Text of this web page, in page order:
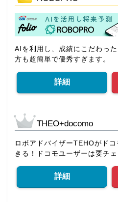
AIを利用し、成績にこだわっ
方も超簡単で優秀すぎます。
詳細
THEO+docomo
ロボアドバイザーTEHOがド
きる！ドコモユーザーは要チェ
詳細